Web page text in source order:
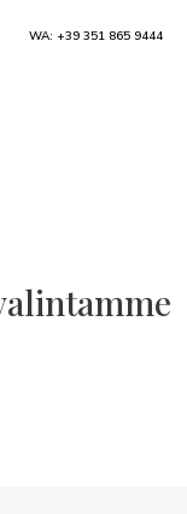
WA: +39 351 865 9444